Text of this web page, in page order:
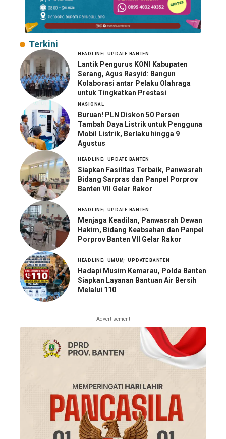
Terkini
HEADLINE UPDATE BANTEN
Lantik Pengurus KONI Kabupaten
Serang, Agus Rasyid: Bangun
Kolaborasi antar Pelaku Olahraga
untuk Tingkatkan Prestasi
NASIONAL
Buruan! PLN Diskon 50 Persen
Tambah Daya Listrik untuk Pengguna
Mobil Listrik, Berlaku hingga 9
Agustus
HEADLINE UPDATE BANTEN
Siapkan Fasilitas Terbaik, Panwasrah
Bidang Sarpras dan Panpel Porprov
Banten VII Gelar Rakor
HEADLINE UPDATE BANTEN
Menjaga Keadilan, Panwasrah Dewan
Hakim, Bidang Keabsahan dan Panpel
Porprov Banten VII Gelar Rakor
HEADLINE UMUM UPDATE BANTEN
Hadapi Musim Kemarau, Polda Banten
Siapkan Layanan Bantuan Air Bersih
Melalui 110
- Advertisement -